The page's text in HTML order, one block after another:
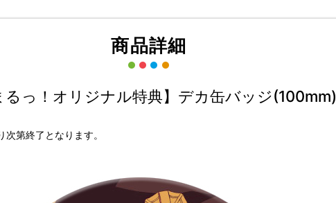
商品詳細
るっ！オリジナル特典】デカ缶バッジ(100mm)
第終了となります。